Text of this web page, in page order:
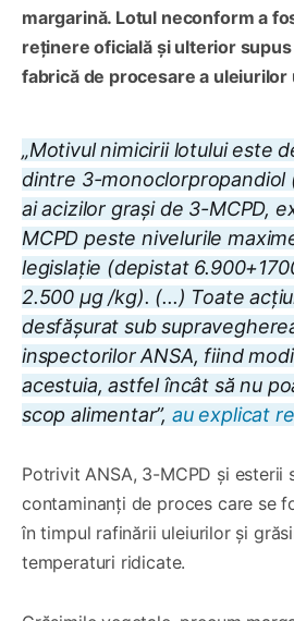
margarină. Lotul neconform a
reținere oficială și ulterior
fabrică de procesare a uleiurilor
„Motivul nimicirii lotului este
dintre 3-monoclorpropandiol
ai acizilor grași de 3-MCPD,
MCPD peste nivelurile
legislație (depistat
2.500 µg /kg). (...) Toate
desfășurat sub
inspectorilor ANSA, fiind
acestuia, astfel încât să nu
scop alimentar”, au explicat
Potrivit ANSA, 3-MCPD și esterii
contaminanți de proces care se
în timpul rafinării uleiurilor și
temperaturi ridicate.